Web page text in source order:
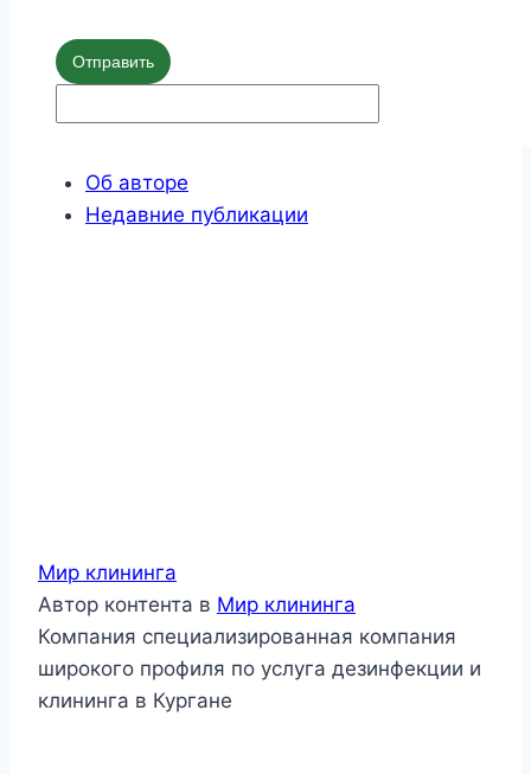
Отправить
Об авторе
Недавние публикации
Мир клининга
Автор контента в Мир клининга
Компания специализированная компания
широкого профиля по услуга дезинфекции и
клининга в Кургане